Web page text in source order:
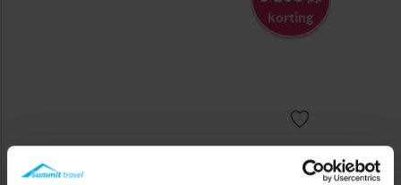
korting
Zeer luxe chalets voor maximaal 6 personen in St. Leonhard
im Pitztal!